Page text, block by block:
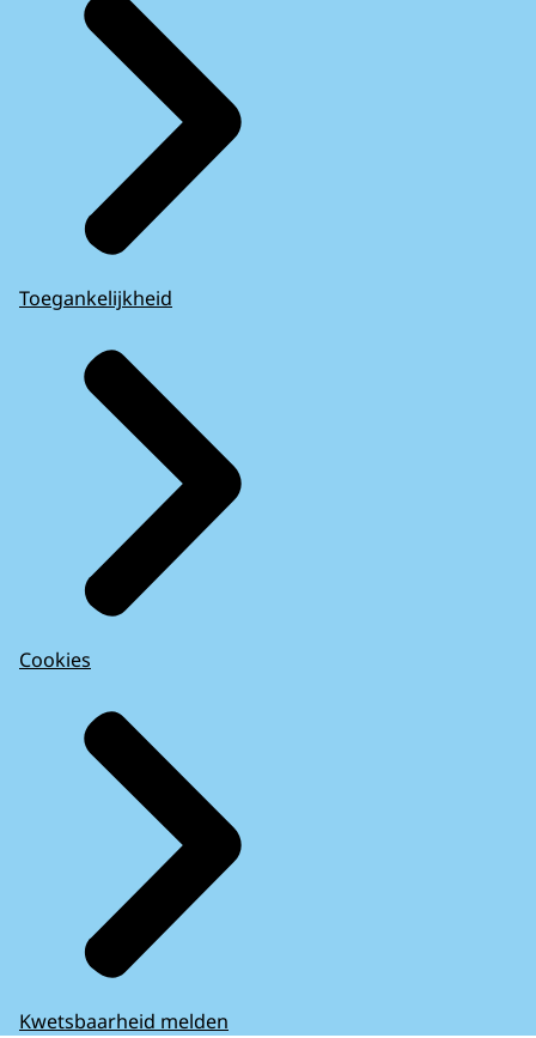
Toegankelijkheid
Cookies
Kwetsbaarheid melden